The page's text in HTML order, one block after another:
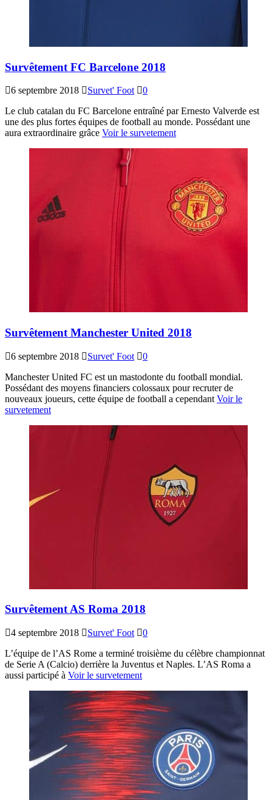
Survêtement FC Barcelone 2018
6 septembre 2018 Survet' Foot
0
Le club catalan du FC Barcelone entraîné par Ernesto Valverde est
une des plus fortes équipes de football au monde. Possédant une
aura extraordinaire grâce Voir le survetement
Survêtement Manchester United 2018
6 septembre 2018 Survet' Foot
0
Manchester United FC est un mastodonte du football mondial.
Possédant des moyens financiers colossaux pour recruter de
nouveaux joueurs, cette équipe de football a cependant Voir le
survetement
Survêtement AS Roma 2018
4 septembre 2018 Survet' Foot
0
L’équipe de l’AS Rome a terminé troisième du célèbre championnat
de Serie A (Calcio) derrière la Juventus et Naples. L’AS Roma a
aussi participé à Voir le survetement